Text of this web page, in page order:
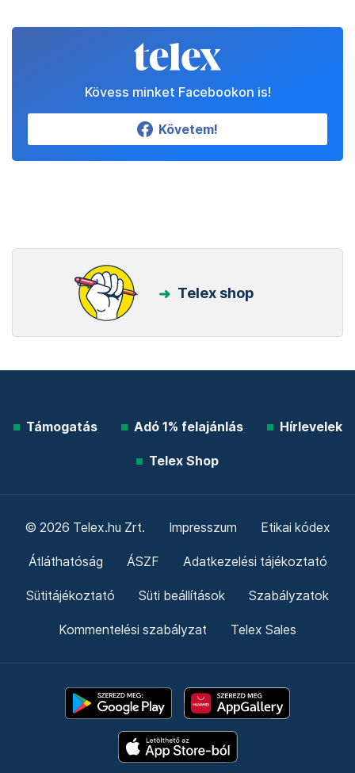
Kövess minket Facebookon is!
Követem!
Telex shop
Támogatás Adó 1% felajánlás Hírlevelek
Telex Shop
© 2026 Telex.hu Zrt. Impresszum Etikai kódex
Átláthatóság ÁSZF Adatkezelési tájékoztató
Sütitájékoztató Süti beállítások Szabályzatok
Kommentelési szabályzat Telex Sales